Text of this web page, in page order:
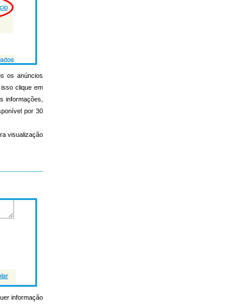
os anúncios
isso clique em
informações,
por 30
visualização
informação